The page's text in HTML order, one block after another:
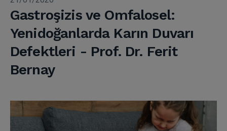
Gastroşizis ve Omfalosel:
Yenidoğanlarda Karın Duvarı
Defektleri - Prof. Dr. Ferit
Bernay